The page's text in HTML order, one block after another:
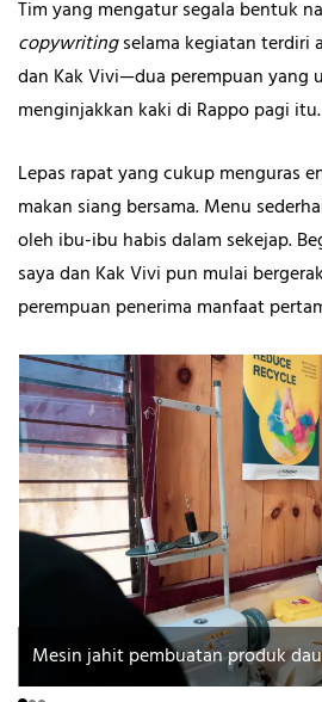
Tim yang mengatur segala bentuk
copywritingselama kegiatan terdiri
dan Kak Vivi—dua perempuan yang
menginjakkan kaki di Rappo pagi itu.
Lepas rapat yang cukup menguras
makan siang bersama. Menu
oleh ibu-ibu habis dalam sekejap.
saya dan Kak Vivi pun mulai
perempuan penerima manfaat
Mesin jahit pembuatan produk